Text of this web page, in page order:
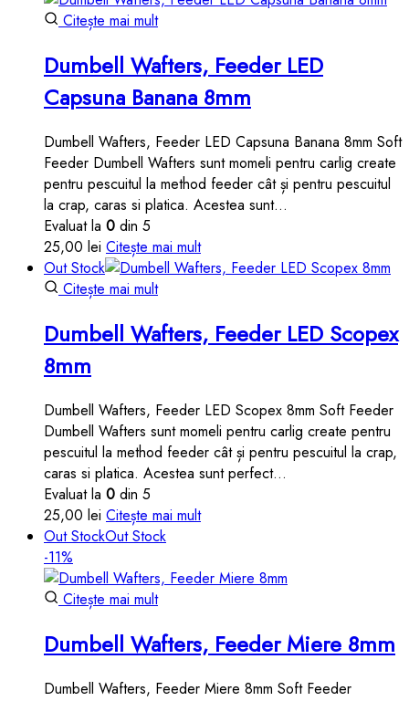
Citește mai mult
Dumbell Wafters, Feeder LED
Capsuna Banana 8mm
Dumbell Wafters, Feeder LED Capsuna Banana 8mm Soft
Feeder Dumbell Wafters sunt momeli pentru carlig create
pentru pescuitul la method feeder cât și pentru pescuitul
la crap, caras si platica. Acestea sunt…
Evaluat la 0 din 5
25,00 lei Citește mai mult
Out Stock
Citește mai mult
Dumbell Wafters, Feeder LED Scopex
8mm
Dumbell Wafters, Feeder LED Scopex 8mm Soft Feeder
Dumbell Wafters sunt momeli pentru carlig create pentru
pescuitul la method feeder cât și pentru pescuitul la crap,
caras si platica. Acestea sunt perfect…
Evaluat la 0 din 5
25,00 lei Citește mai mult
Out StockOut Stock
-11%
Citește mai mult
Dumbell Wafters, Feeder Miere 8mm
Dumbell Wafters, Feeder Miere 8mm Soft Feeder